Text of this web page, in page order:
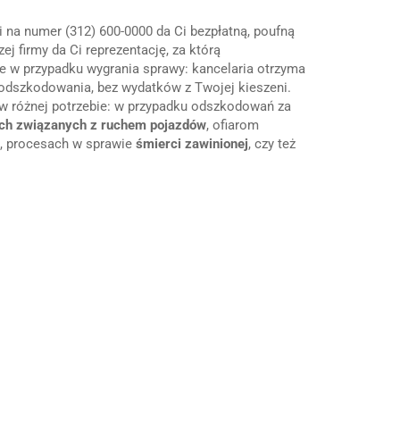
numer (312) 600-0000 da Ci bezpłatną, poufną
firmy da Ci reprezentację, za którą
w przypadku wygrania sprawy: kancelaria otrzyma
bez wydatków z Twojej kieszeni.
różnej potrzebie: w przypadku odszkodowań za
związanych z ruchem pojazdów, ofiarom
, procesach w sprawie śmierci zawinionej, czy też